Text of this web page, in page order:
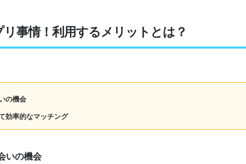
事情！利用するメリットとは？
の機会
効率的なマッチング
いの機会